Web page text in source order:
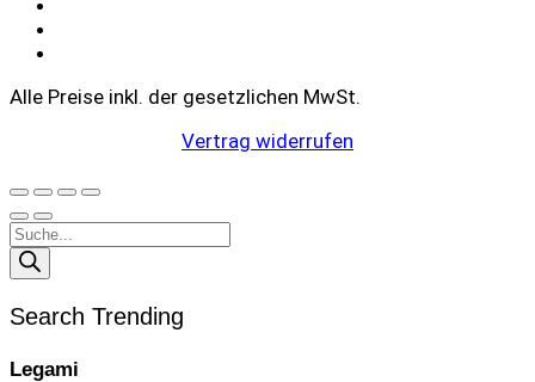
Alle Preise inkl. der gesetzlichen MwSt.
Vertrag widerrufen
Products
search
Search Trending
Legami